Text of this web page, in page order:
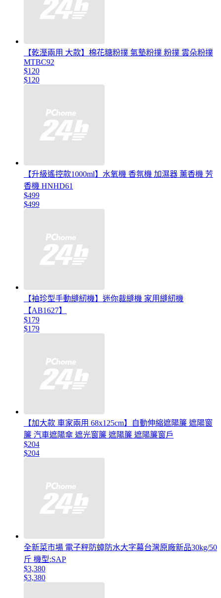
【乾溼兩用 大款】棉花糖粉撲 氣墊粉撲 粉撲 雲朵粉撲
MTBC92
$120
$120
【升級遙控款1000ml】水氧機 香氛機 加濕器 薰香機 芳
香機 HNHD61
$499
$499
【袖珍型手動縫紉機】迷你裁縫機 家用縫紉機
【AB1627】
$179
$179
【加大款 車家兩用 68x125cm】自動伸縮遮陽簾 遮陽窗
簾 汽車遮陽傘 遮光窗簾 遮陽簾 遮陽簾窗戶
$204
$204
全新菜市場 電子秤防蟑防水大字幕台灣原廠新品30kg/50
斤 機型:SAP
$3,380
$3,380